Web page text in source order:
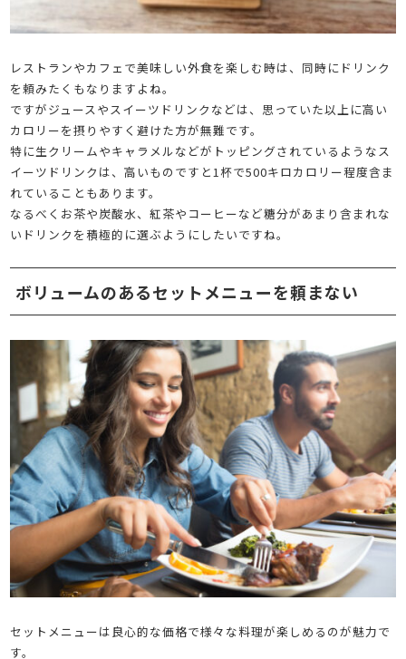
レストランやカフェで美味しい外食を楽しむ時は、同時にドリンク
を頼みたくもなりますよね。
ですがジュースやスイーツドリンクなどは、思っていた以上に高い
カロリーを摂りやすく避けた方が無難です。
特に生クリームやキャラメルなどがトッピングされているようなス
イーツドリンクは、高いものですと1杯で500キロカロリー程度含ま
れていることもあります。
なるべくお茶や炭酸水、紅茶やコーヒーなど糖分があまり含まれな
いドリンクを積極的に選ぶようにしたいですね。
ボリュームのあるセットメニューを頼まない
セットメニューは良心的な価格で様々な料理が楽しめるのが魅力で
す。